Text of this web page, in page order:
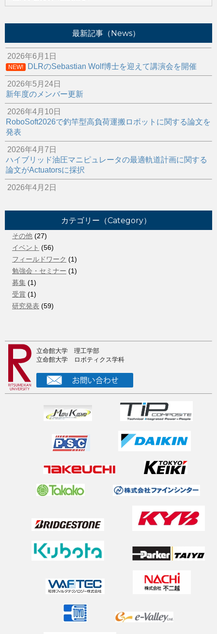
最新記事（News）
2026年6月1日
NEW! DLRのSebastian Wolf博士を迎えて講演会を開催
2026年5月24日
新年度のメンバー更新
2026年4月10日
RoboSoft2026で釣竿型高負荷運搬ロボットに関する論文を
発表
2026年4月7日
ハイブリッド油圧マニピュレータの最適軌道計画に関する
論文がActuatorsに採択
2026年4月2日
ご卒業おめでとうございます！
所属院生のベンチャー企業がアワード受賞
2025年12月8日
2025年秋季フルードパワーシステム講演会＠徳島で研究発
表
2025年10月5日
2025年10月4日
2025夏の中間発表
2025年9月7日
RSJ2025@東京で研究発表
注目！ドクター募集（奨学金付き）
Visited IIT Dynamic Legged Systems Lab
Visited DLR biped humanoid
Sabbatical at Munich
新油圧回路の最適制御に関する論文がTMECHに採択！AIM
2025年7月2日
（学外研究）韓国のロボット研究室との交流
2025 Spring Conference on Drive and Controlで研究発表
新年度のメンバー更新
カテゴリー（Category）
その他 (27)
イベント (56)
フィールドワーク (1)
勉強会・セミナー (1)
募集 (1)
受賞 (1)
研究発表 (59)
立命館大学 理工学部
立命館大学 ロボティクス学科